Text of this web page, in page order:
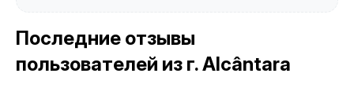
Последние отзывы
пользователей из г. Alcântara